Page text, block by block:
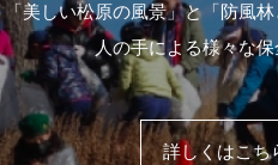
「美しい松原の風景」と「防風
人の手による様々な
詳しくはこち